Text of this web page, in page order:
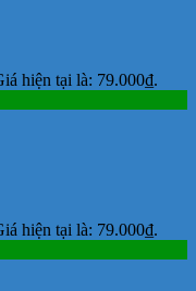
hiện tại là: 79.000₫.
hiện tại là: 79.000₫.